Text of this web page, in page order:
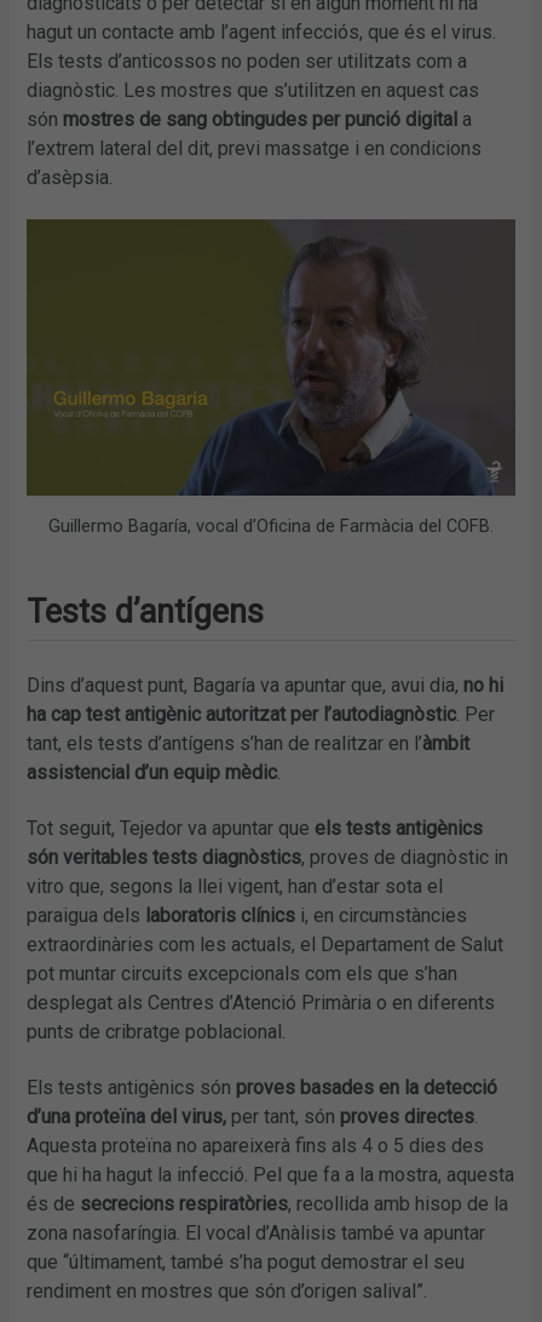
hagut un contacte amb l’agent infecciós, que és el virus.
Els tests d’anticossos no poden ser utilitzats com a
diagnòstic. Les mostres que s’utilitzen en aquest cas
són mostres de sang obtingudes per punció digital a
l’extrem lateral del dit, previ massatge i en condicions
d’asèpsia.
Guillermo Bagaría, vocal d’Oficina de Farmàcia del COFB.
Tests d’antígens
Dins d’aquest punt, Bagaría va apuntar que, avui dia, no hi
ha cap test antigènic autoritzat per l’autodiagnòstic . Per
tant, els tests d’antígens s’han de realitzar en l’àmbit
assistencial d’un equip mèdic
Tot seguit, Tejedor va apuntar que els tests antigènics
són veritables tests diagnòstics, proves de diagnòstic in
vitro que, segons la llei vigent, han d’estar sota el
paraigua dels laboratoris clínics i, en circumstàncies
extraordinàries com les actuals, el Departament de Salut
pot muntar circuits excepcionals com els que s’han
desplegat als Centres d’Atenció Primària o en diferents
punts de cribratge poblacional.
Els tests antigènics són proves basades en la detecció
d’una proteïna del virus, per tant, són proves directes
Aquesta proteïna no apareixerà fins als 4 o 5 dies des
que hi ha hagut la infecció. Pel que fa a la mostra, aquesta
és de secrecions respiratòries, recollida amb hisop de la
zona nasofaríngia. El vocal d’Anàlisis també va apuntar
que “últimament, també s’ha pogut demostrar el seu
rendiment en mostres que són d’origen salival”.